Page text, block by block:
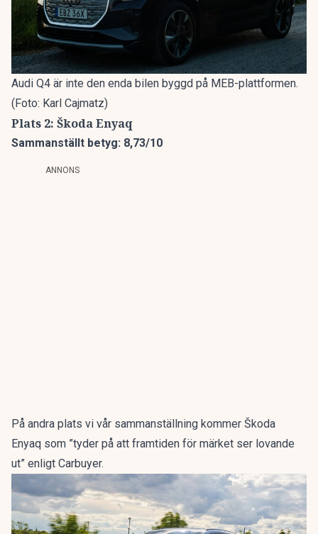
Audi Q4 är inte den enda bilen byggd på MEB-plattformen.
(Foto: Karl Cajmatz)
Plats 2: Škoda Enyaq
Sammanställt betyg: 8,73/10
ANNONS
På andra plats vi vår sammanställning kommer Škoda
Enyaq som ”tyder på att framtiden för märket ser lovande
ut” enligt Carbuyer.